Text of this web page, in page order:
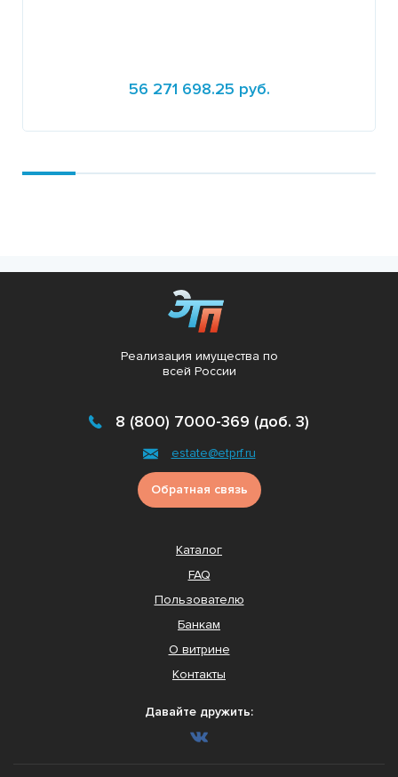
56 271 698.25 руб.
Реализация имущества по
всей России
8 (800) 7000-369 (доб. 3)
estate@etprf.ru
Обратная связь
Каталог
FAQ
Пользователю
Банкам
О витрине
Контакты
Давайте дружить: